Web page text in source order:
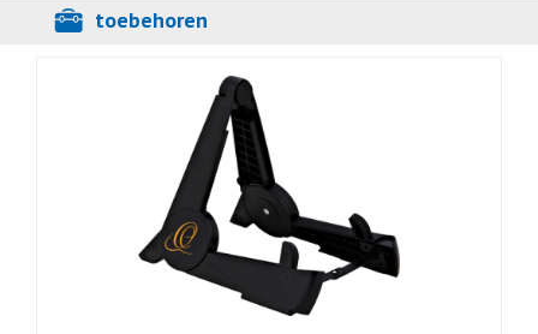
toebehoren